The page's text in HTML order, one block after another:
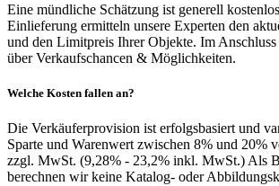
Eine mündliche Schätzung ist generell
Einlieferung ermitteln unsere Experten den
und den Limitpreis Ihrer Objekte. Im
über Verkaufschancen & Möglichkeiten.
Welche Kosten fallen an?
Die Verkäuferprovision ist erfolgsbasiert und
Sparte und Warenwert zwischen 8% und 20%
zzgl. MwSt. (9,28% - 23,2% inkl. MwSt.) Als
berechnen wir keine Katalog- oder